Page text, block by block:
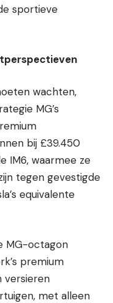
sportieve
wachten,
MG’s
bij £39.450
IM6, waarmee ze
tegen gevestigde
equivalente
MG-octagon
premium
versieren
met alleen